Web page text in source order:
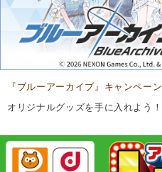
『ブルーアーカイブ』キャンペーン
オリジナルグッズを手に入れよう！